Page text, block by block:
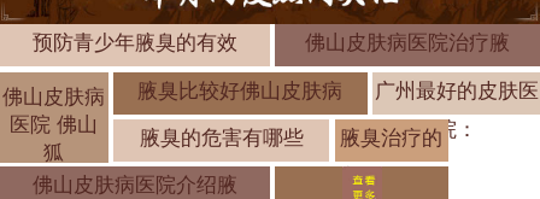
预防青少年腋臭的有效 佛山皮肤病医院治疗腋
佛山皮肤病
医院 佛山
狐
腋臭比较好佛山皮肤病
广州最好的皮肤医
院：
腋臭的危害有哪些
腋臭治疗的
方法有哪些
佛山皮肤病医院介绍腋